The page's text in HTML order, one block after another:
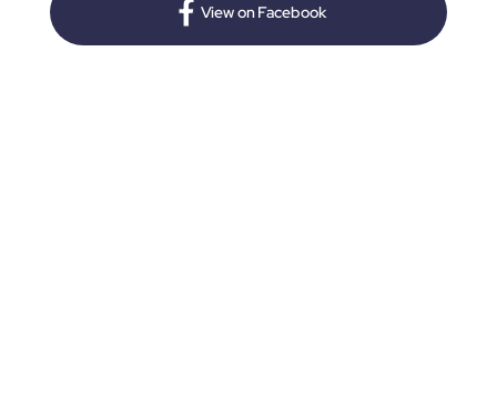
View on Facebook